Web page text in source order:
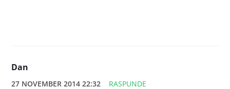
Dan
27 NOVEMBER 2014 22:32 RASPUNDE